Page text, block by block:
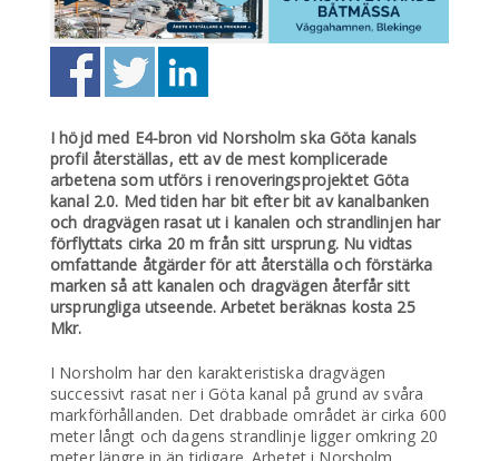
I höjd med E4-bron vid Norsholm ska Göta kanals
profil återställas, ett av de mest komplicerade
arbetena som utförs i renoveringsprojektet Göta
kanal 2.0. Med tiden har bit efter bit av kanalbanken
och dragvägen rasat ut i kanalen och strandlinjen har
förflyttats cirka 20 m från sitt ursprung. Nu vidtas
omfattande åtgärder för att återställa och förstärka
marken så att kanalen och dragvägen återfår sitt
ursprungliga utseende. Arbetet beräknas kosta 25
Mkr.
I Norsholm har den karakteristiska dragvägen
successivt rasat ner i Göta kanal på grund av svåra
markförhållanden. Det drabbade området är cirka 600
meter långt och dagens strandlinje ligger omkring 20